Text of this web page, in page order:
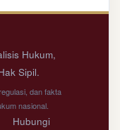
Hukum,
Sipil.
dan fakta
nasional.
Hubungi